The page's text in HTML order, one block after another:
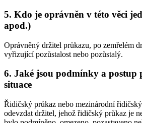
5. Kdo je oprávněn v této věci
apod.)
Oprávněný držitel průkazu, po zemřelém
vyřizující pozůstalost nebo pozůstalý.
6. Jaké jsou podmínky a postup
situace
Řidičský průkaz nebo mezinárodní
odevzdat držitel, jehož řidičský průkaz je